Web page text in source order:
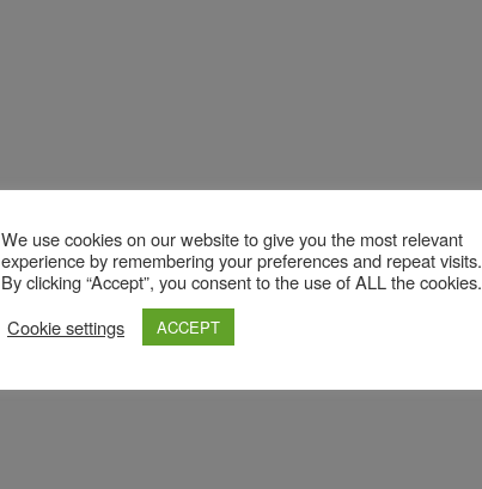
We use cookies on our website to give you the most relevant
experience by remembering your preferences and repeat visits.
By clicking “Accept”, you consent to the use of ALL the cookies.
Cookie settings
ACCEPT